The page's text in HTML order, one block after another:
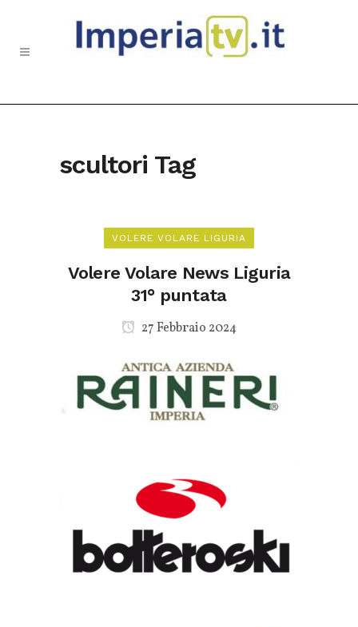
scultori Tag
VOLERE VOLARE LIGURIA
Volere Volare News Liguria
31° puntata
27 Febbraio 2024